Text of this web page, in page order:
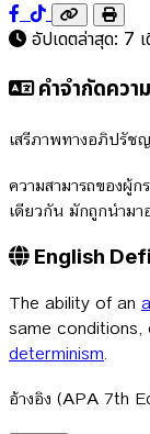
อัปเดตล่าสุด: 7
คำจำกัดควา
เสรีภาพทางอภิปรัช
ความสามารถของผู้ก
เดียวกัน มักถูกนำม
English
The ability of an
same
determinism.
อ้างอิง (APA 7th